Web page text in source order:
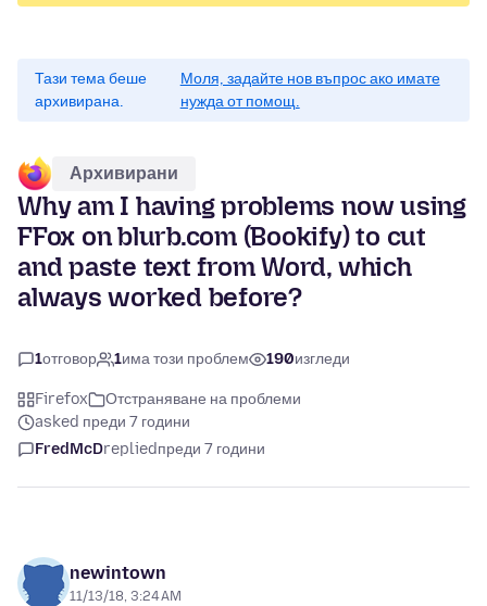
Тази тема беше
архивирана.
Моля, задайте нов въпрос ако имате
нужда от помощ.
Архивирани
Why am I having problems now using
FFox on blurb.com (Bookify) to cut
and paste text from Word, which
always worked before?
1отговор 1има този проблем 190изгледи
Firefox
Отстраняване на проблеми
asked преди 7 години
FredMcDrepliedпреди 7 години
newintown
11/13/18, 3:24 AM